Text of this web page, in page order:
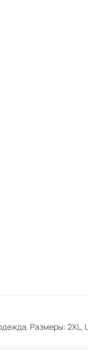
Размеры: 2XL,